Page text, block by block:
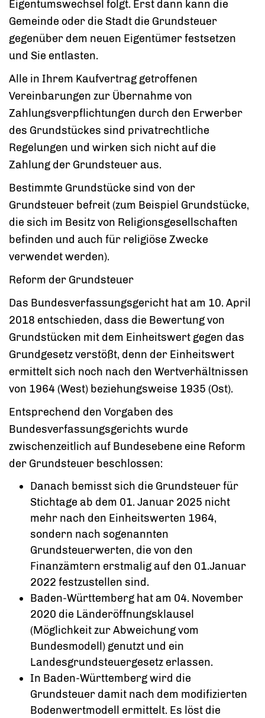
Eigentumswechsel folgt. Erst dann kann die
Gemeinde oder die Stadt die Grundsteuer
gegenüber dem neuen Eigentümer festsetzen
und Sie entlasten.
Alle in Ihrem Kaufvertrag getroffenen
Vereinbarungen zur Übernahme von
Zahlungsverpflichtungen durch den Erwerber
des Grundstückes sind privatrechtliche
Regelungen und wirken sich nicht auf die
Zahlung der Grundsteuer aus.
Bestimmte Grundstücke sind von der
Grundsteuer befreit (zum Beispiel Grundstücke,
die sich im Besitz von Religionsgesellschaften
befinden und auch für religiöse Zwecke
verwendet werden).
Reform der Grundsteuer
Das Bundesverfassungsgericht hat am 10. April
2018 entschieden, dass die Bewertung von
Grundstücken mit dem Einheitswert gegen das
Grundgesetz verstößt, denn der Einheitswert
ermittelt sich noch nach den Wertverhältnissen
von 1964 (West) beziehungsweise 1935 (Ost).
Entsprechend den Vorgaben des
Bundesverfassungsgerichts wurde
zwischenzeitlich auf Bundesebene eine Reform
der Grundsteuer beschlossen:
Danach bemisst sich die Grundsteuer für
Stichtage ab dem 01. Januar 2025 nicht
mehr nach den Einheitswerten 1964,
sondern nach sogenannten
Grundsteuerwerten, die von den
Finanzämtern erstmalig auf den 01.Januar
2022 festzustellen sind.
Baden-Württemberg hat am 04. November
2020 die Länderöffnungsklausel
(Möglichkeit zur Abweichung vom
Bundesmodell) genutzt und ein
Landesgrundsteuergesetz erlassen.
In Baden-Württemberg wird die
Grundsteuer damit nach dem modifizierten
Bodenwertmodell ermittelt. Es löst die